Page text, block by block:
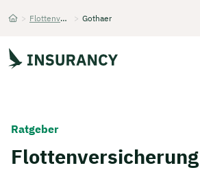
> Flottenversicherung > Gothaer
Ratgeber